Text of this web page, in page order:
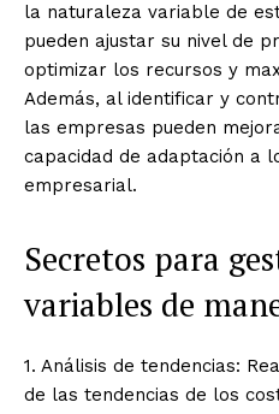
la naturaleza variable de
pueden ajustar su nivel de
optimizar los recursos y
Además, al identificar y
las empresas pueden
capacidad de adaptación a
empresarial.
Secretos para
variables de
1. Análisis de tendencias:
de las tendencias de los